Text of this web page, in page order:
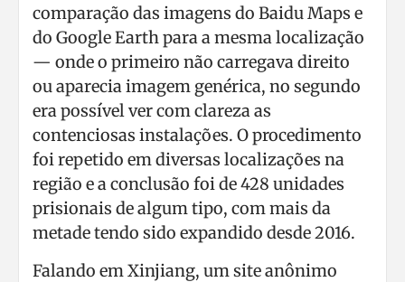
comparação das imagens do Baidu Maps e
do Google Earth para a mesma localização
— onde o primeiro não carregava direito
ou aparecia imagem genérica, no segundo
era possível ver com clareza as
contenciosas instalações. O procedimento
foi repetido em diversas localizações na
região e a conclusão foi de 428 unidades
prisionais de algum tipo, com mais da
metade tendo sido expandido desde 2016.
Falando em Xinjiang, um site anônimo